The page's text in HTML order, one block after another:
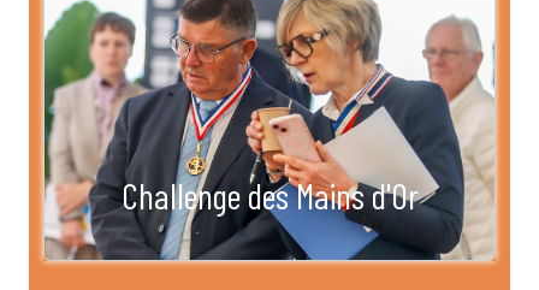
Challenge des Mains d'Or